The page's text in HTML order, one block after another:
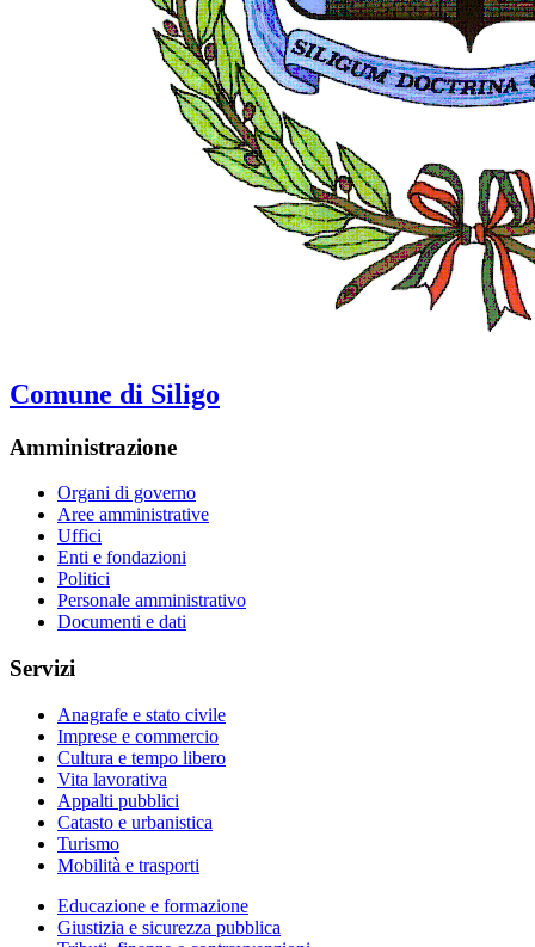
Comune di Siligo
Amministrazione
Organi di governo
Aree amministrative
Uffici
Enti e fondazioni
Politici
Personale amministrativo
Documenti e dati
Servizi
Anagrafe e stato civile
Imprese e commercio
Cultura e tempo libero
Vita lavorativa
Appalti pubblici
Catasto e urbanistica
Turismo
Mobilità e trasporti
Educazione e formazione
Giustizia e sicurezza pubblica